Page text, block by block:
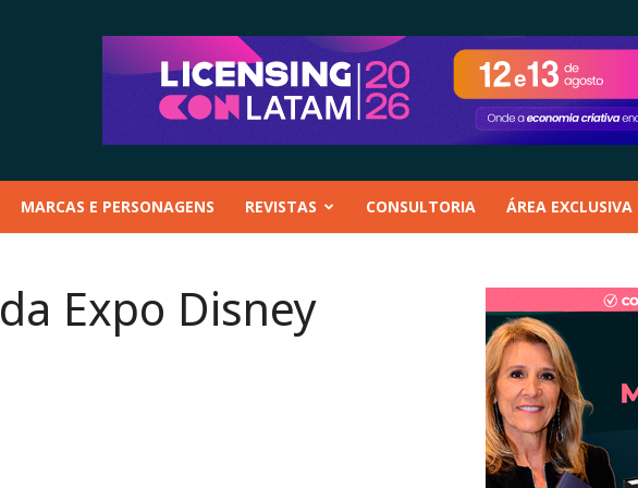
MARCAS E PERSONAGENS REVISTAS CONSULTORIA ÁREA EXCLUSIVA
Expo Disney